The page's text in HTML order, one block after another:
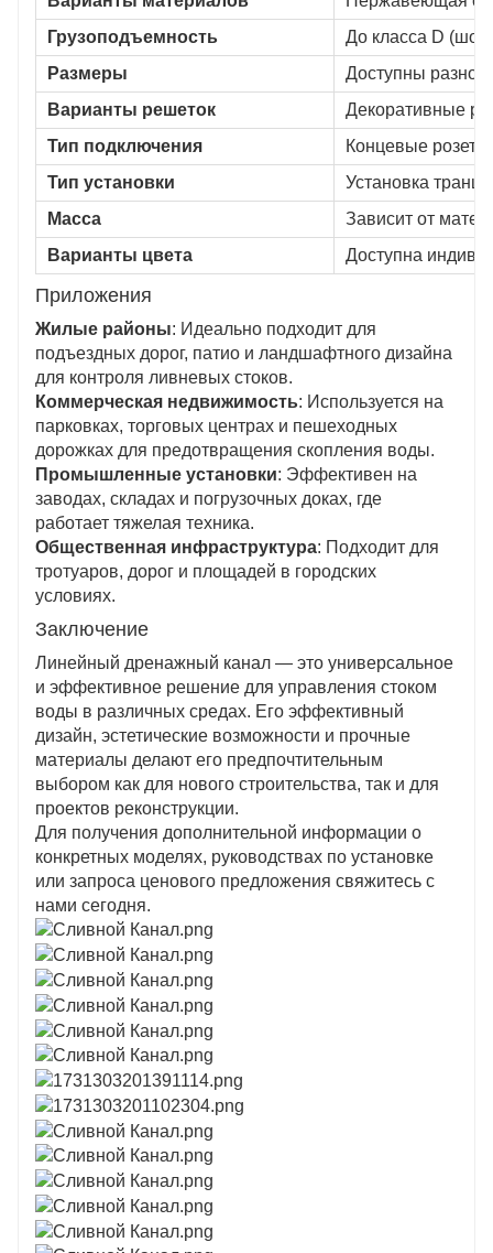
Грузоподъемность
До класса D
Размеры
Доступны
Варианты решеток
Декоративные
Тип подключения
Концевые
Тип установки
Установка
Масса
Зависит от
Варианты цвета
Доступна
Приложения
Жилые районы: Идеально подходит для
подъездных дорог, патио и ландшафтного дизайна
для контроля ливневых стоков.
Коммерческая недвижимость: Используется на
парковках, торговых центрах и пешеходных
дорожках для предотвращения скопления воды.
Промышленные установки: Эффективен на
заводах, складах и погрузочных доках, где
работает тяжелая техника.
Общественная инфраструктура: Подходит для
тротуаров, дорог и площадей в городских
условиях.
Заключение
Линейный дренажный канал — это универсальное
и эффективное решение для управления стоком
воды в различных средах. Его эффективный
дизайн, эстетические возможности и прочные
материалы делают его предпочтительным
выбором как для нового строительства, так и для
проектов реконструкции.
Для получения дополнительной информации о
конкретных моделях, руководствах по установке
или запроса ценового предложения свяжитесь с
нами сегодня.